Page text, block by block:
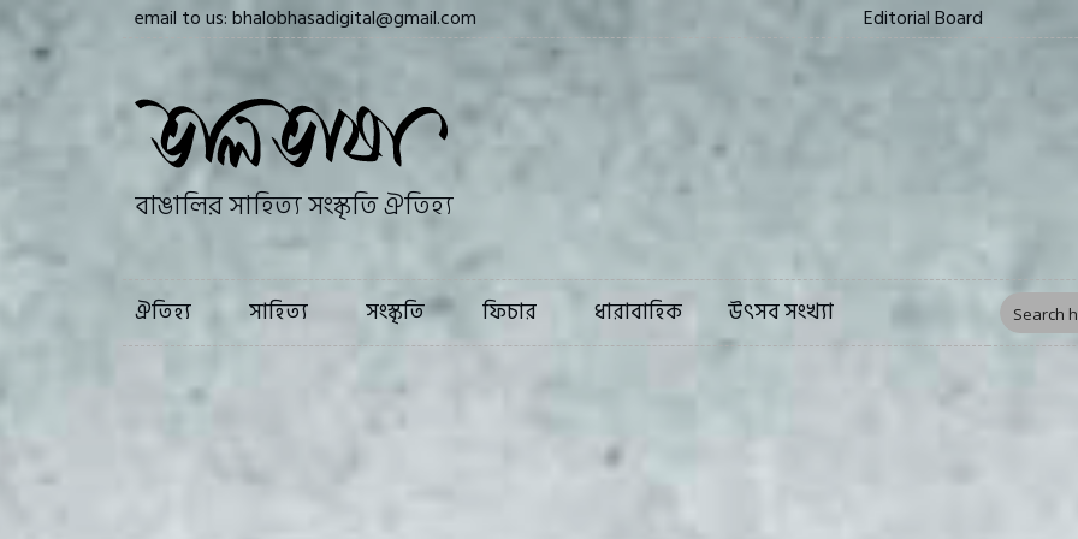
ঐতিহ্য সাহিত্য সংস্কৃতি ধারাবাহিক উৎসব
email to us: bhalobhasadigital@gmail.com Editorial Board
বাঙালির সাহিত্য সংস্কৃতি ঐতিহ্য
ঐতিহ্য সাহিত্য সংস্কৃতি ফিচার ধারাবাহিক উৎসব সংখ্যা